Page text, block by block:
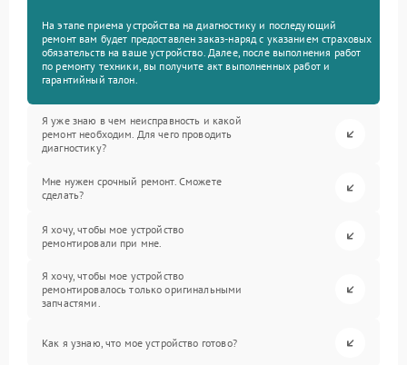
На этапе приема устройства на диагностику и последующий
ремонт вам будет предоставлен заказ-наряд с указанием страховых
обязательств на ваше устройство. Далее, после выполнения работ
по ремонту техники, вы получите акт выполненных работ и
гарантийный талон.
Я уже знаю в чем неисправность и какой
ремонт необходим. Для чего проводить
диагностику?
Мне нужен срочный ремонт. Сможете
сделать?
Я хочу, чтобы мое устройство
ремонтировали при мне.
Я хочу, чтобы мое устройство
ремонтировалось только оригинальными
запчастями.
Как я узнаю, что мое устройство готово?